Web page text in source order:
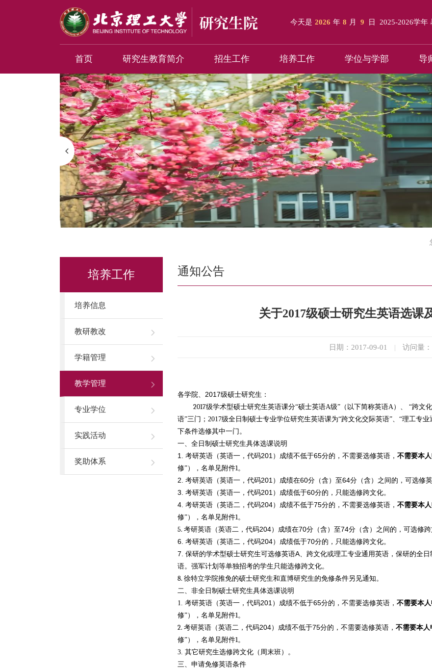
今天是 2026 年 8 月 9 日 2025-2026学年
首页 研究生教育简介 招生工作 培养工作 学位与学部 导
培养工作
培养信息
教研教改
学籍管理
教学管理
专业学位
实践活动
奖助体系
通知公告
关于2017级硕士研究生英语选课
日期：2017-09-01 | 访问量：
各学院、 2017级硕士研究生：
2017级学术型硕士研究生英语课分“硕士英语A级”（以下简称英语A）、 “跨文
语”三门；2017级全日制硕士专业学位研究生英语课为“跨文化交际英语”、“理工专业
下条件选修其中一门。
一、全日制硕士研究生具体选课说明
1. 考研英语（英语一，代码201 ）成绩不低于65分的，不需要选修英语， 不需要本
修”），名单见附件1。
2. 考研英语（英语一，代码201 ）成绩在60分（含）至64分（含）之间的，可选修
3. 考研英语（英语一，代码201 ）成绩低于60分的，只能选修跨文化。
4. 考研英语（英语二，代码204）成绩不低于75分的，不需要选修英语， 不需要本
修”），名单见附件1。
5. 考研英语（英语二，代码204）成绩在70分（含）至74分（含）之间的，可选修
6. 考研英语（英语二，代码204）成绩低于70分的，只能选修跨文化。
7. 保研的学术型硕士研究生可选修英语A、 跨文化或理工专业通用英语，保研的全
语。强军计划等单独招考的学生只能选修跨文化。
8. 徐特立学院推免的硕士研究生和直博研究生的免修条件另见通知。
二、非全日制硕士研究生具体选课说明
1. 考研英语（英语一，代码201 ）成绩不低于65分的，不需要选修英语， 不需要本
修”），名单见附件1。
2. 考研英语（英语二，代码204）成绩不低于75分的，不需要选修英语， 不需要本人
修”），名单见附件1。
3. 其它研究生选修跨文化（周末班）。
三、申请免修英语条件